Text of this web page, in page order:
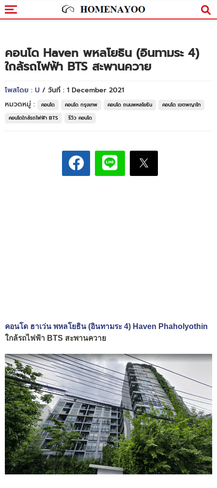
คอนโด Haven พหลโยธิน (อินทามระ 4)
ใกล้รถไฟฟ้า BTS สะพานควาย
โพสโดย : U / วันที่ : 1 December 2021
หมวดหมู่ :
คอนโด คอนโด กรุงเทพ คอนโด ถนนพหลโยธิน
คอนโด เขตพญาไท
คอนโดใกล้รถไฟฟ้า BTS
รีวิว คอนโด
คอนโด ฮาเว่น พหลโยธิน (อินทามระ 4) Haven Phaholyothin
ใกล้รถไฟฟ้า BTS สะพานควาย